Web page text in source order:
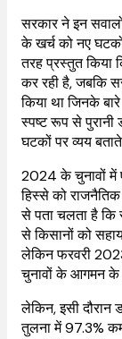
सरकार ने इन
के खर्च को नए
तरह प्रस्तुत किया
कर रही है, जबकि
किया था जिनके
स्पष्ट रूप से
घटकों पर व्यय
2024 के चुनावों में
हिस्से को
से पता चलता है
से किसानों को
लेकिन फरवरी
चुनावों के आगमन के
लेकिन, इसी दौरान
तुलना में 97.3%